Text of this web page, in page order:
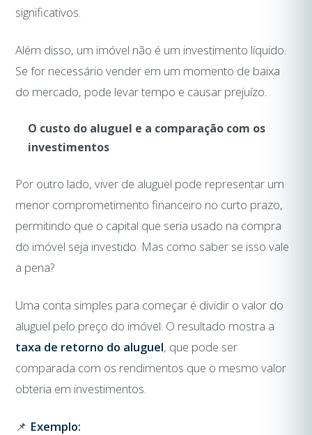
significativos.
Além disso, um imóvel não é um investimento líquido.
Se for necessário vender em um momento de baixa
do mercado, pode levar tempo e causar prejuízo.
O custo do aluguel e a comparação com os
investimentos
Por outro lado, viver de aluguel pode representar um
menor comprometimento financeiro no curto prazo,
permitindo que o capital que seria usado na compra
do imóvel seja investido. Mas como saber se isso vale
a pena?
Uma conta simples para começar é dividir o valor do
aluguel pelo preço do imóvel. O resultado mostra a
taxa de retorno do aluguel, que pode ser
comparada com os rendimentos que o mesmo valor
obteria em investimentos.
📌 Exemplo: